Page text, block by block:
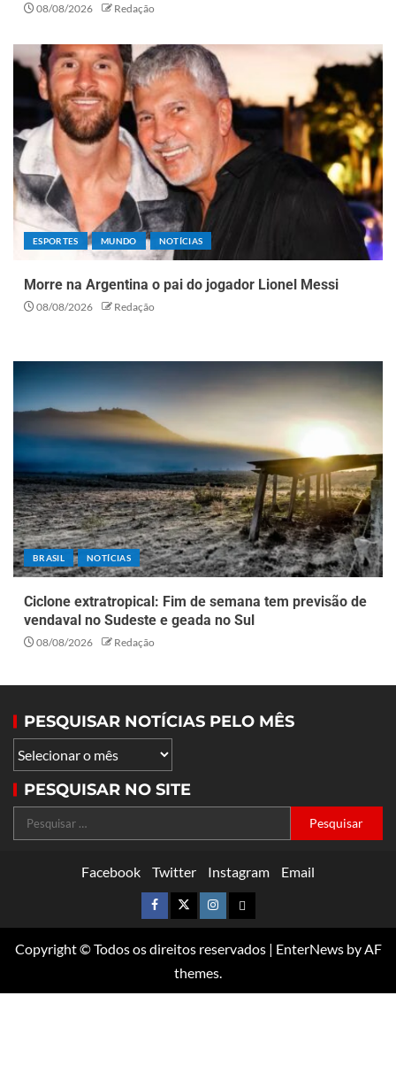
08/08/2026 Redação
ESPORTES MUNDO NOTÍCIAS
Morre na Argentina o pai do jogador Lionel Messi
08/08/2026 Redação
BRASIL NOTÍCIAS
Ciclone extratropical: Fim de semana tem previsão de
vendaval no Sudeste e geada no Sul
08/08/2026 Redação
PESQUISAR NOTÍCIAS PELO MÊS
PESQUISAR NO SITE
Facebook Twitter Instagram Email
Copyright © Todos os direitos reservados | EnterNewsby AF
themes.